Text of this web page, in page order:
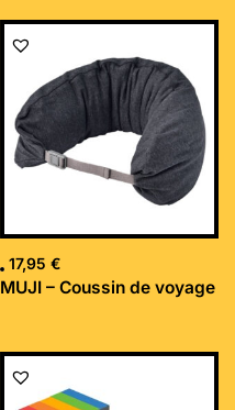
17,95 €
MUJI – Coussin de voyage
Le
initial
Le